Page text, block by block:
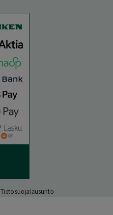
Tietosuojalausunto